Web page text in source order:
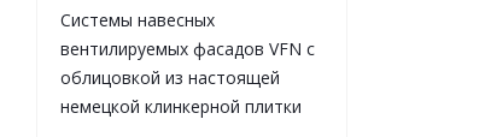
Системы навесных
вентилируемых фасадов VFN с
облицовкой из настоящей
немецкой клинкерной плитки